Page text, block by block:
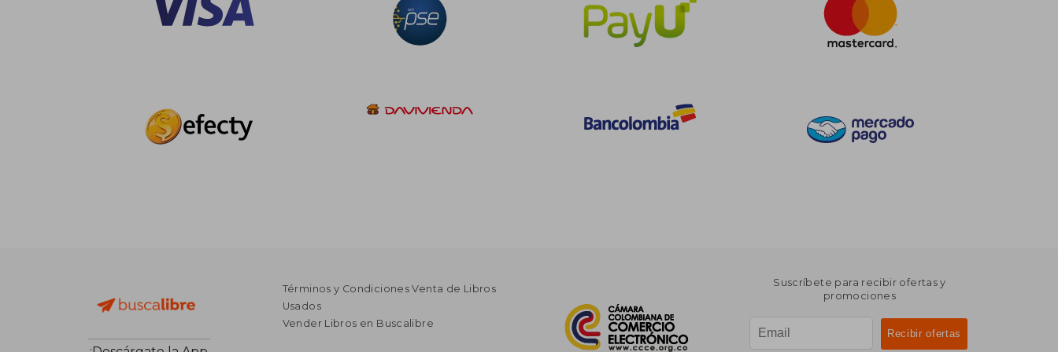
Términos y Condiciones Venta de Libros
Usados
Vender Libros en Buscalibre
Suscríbete para recibir ofertas y
promociones